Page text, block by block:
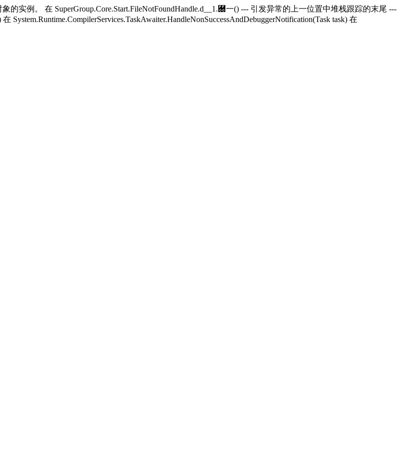
实例。 在 SuperGroup.Core.Start.FileNotFoundHandle.d__1.＀一() --- 引发异常的上一位置中堆栈跟踪的末尾 ---
System.Runtime.CompilerServices.TaskAwaiter.HandleNonSuccessAndDebuggerNotification(Task task) 在